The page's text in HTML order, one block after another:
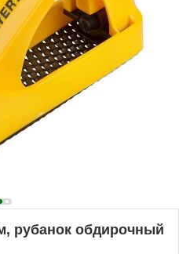
рубанок обдирочный